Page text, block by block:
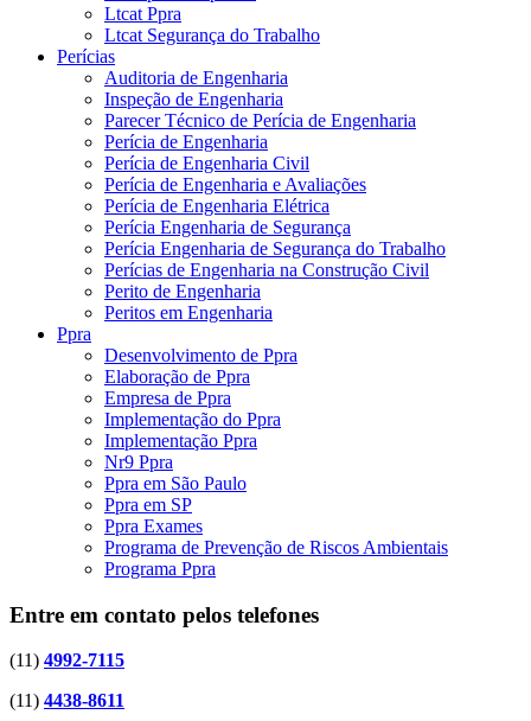
Ltcat Ppra
Ltcat Segurança do Trabalho
Perícias
Auditoria de Engenharia
Inspeção de Engenharia
Parecer Técnico de Perícia de Engenharia
Perícia de Engenharia
Perícia de Engenharia Civil
Perícia de Engenharia e Avaliações
Perícia de Engenharia Elétrica
Perícia Engenharia de Segurança
Perícia Engenharia de Segurança do Trabalho
Perícias de Engenharia na Construção Civil
Perito de Engenharia
Peritos em Engenharia
Ppra
Desenvolvimento de Ppra
Elaboração de Ppra
Empresa de Ppra
Implementação do Ppra
Implementação Ppra
Nr9 Ppra
Ppra em São Paulo
Ppra em SP
Ppra Exames
Programa de Prevenção de Riscos Ambientais
Programa Ppra
Entre em contato pelos telefones
(11) 4992-7115
(11) 4438-8611